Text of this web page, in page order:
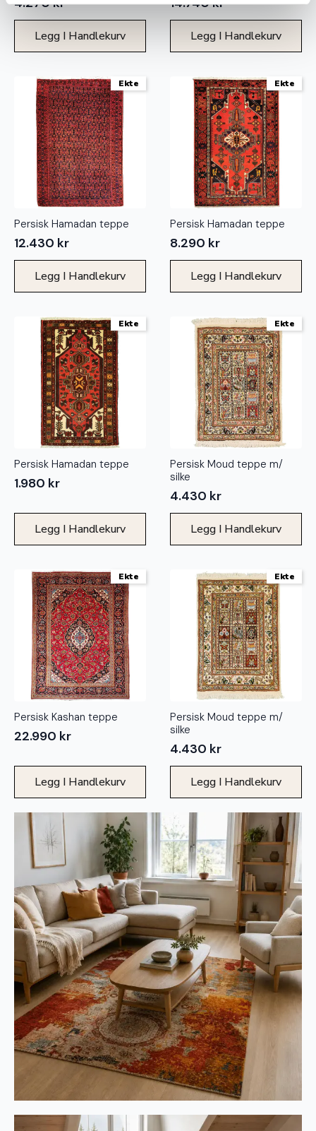
Legg I Handlekurv Legg I Handlekurv
Ekte
Persisk Hamadan teppe
12.430 kr
Legg I Handlekurv
Ekte
Persisk Hamadan teppe
8.290 kr
Legg I Handlekurv
Ekte
Persisk Hamadan teppe
1.980 kr
Legg I Handlekurv
Ekte
Persisk Moud teppe m/
silke
4.430 kr
Legg I Handlekurv
Ekte
Persisk Kashan teppe
22.990 kr
Legg I Handlekurv
Ekte
Persisk Moud teppe m/
silke
4.430 kr
Legg I Handlekurv